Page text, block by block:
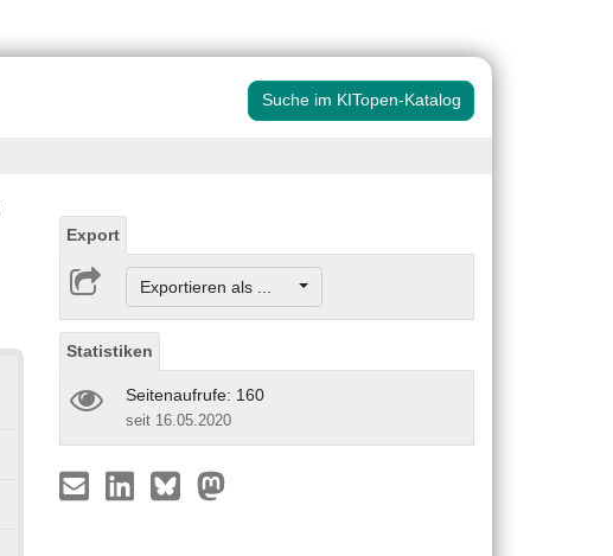
Suche im KITopen-Katalog
Export
Exportieren als ...
Statistiken
Seitenaufrufe: 160
seit 16.05.2020